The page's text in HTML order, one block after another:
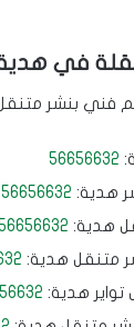
في
فني بنشر
56656632
هدية: 56656632
هدية:
متنقل هدية:
تواير هدية: